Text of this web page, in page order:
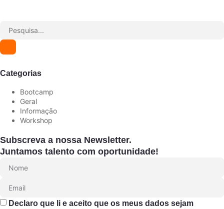
Categorias
Bootcamp
Geral
Informação
Workshop
Subscreva a nossa Newsletter.
Juntamos talento com oportunidade!
Declaro que li e aceito que os meus dados sejam